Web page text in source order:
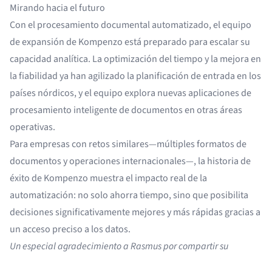
Mirando hacia el futuro
Con el procesamiento documental automatizado, el equipo
de expansión de Kompenzo está preparado para escalar su
capacidad analítica. La optimización del tiempo y la mejora en
la fiabilidad ya han agilizado la planificación de entrada en los
países nórdicos, y el equipo explora nuevas aplicaciones de
procesamiento inteligente de documentos en otras áreas
operativas.
Para empresas con retos similares—múltiples formatos de
documentos y operaciones internacionales—, la historia de
éxito de Kompenzo muestra el impacto real de la
automatización: no solo ahorra tiempo, sino que posibilita
decisiones significativamente mejores y más rápidas gracias a
un acceso preciso a los datos.
Un especial agradecimiento a Rasmus por compartir su